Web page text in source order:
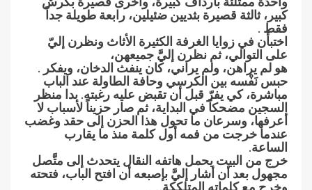
كبير، ثالثة قصيرة بثديين ضئيلين، رابعة طويلة جداً
فقط .
اختبأن في زوايا الغرفة الكثيرة الأثاث ونظرن إليّ
على التوالي، ثم نظرن إليَّ جميعهن،
هو لم يراهن، ولم يراني، كان ينفث الدخان، ويفكر .
حبس نَفْسه بين الكرسي وحافة الطاولة عند الباب
مباشرة، كي يفرّ قبل أن تقبض عليه رغبته. بدا منظر
السجين مضحكاً في البداية، ثم صار حزيناً لأسباب لا
أعرفها، وسرعان ما تحول هذا الحزن إلى حقد وغضب
عندما خرجت من فمه أول كلمة منذ ما يقارب
الساعة.
خرج من البيت يحمل هاتفه النقال يتحدث إلى متَّصل
مجهول بعد أن أشار إليَّ بإصبعه أن افتح الباب، فتحته
وخرج مع كلماته المتلككة.